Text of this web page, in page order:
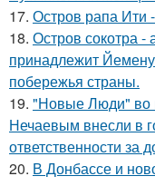
17. Остров рапа Ити
18. Остров сокотра -
принадлежит
побережья страны.
19. "Новые Люди" во
Нечаевым внесли в
ответственности за
20. В Донбассе и